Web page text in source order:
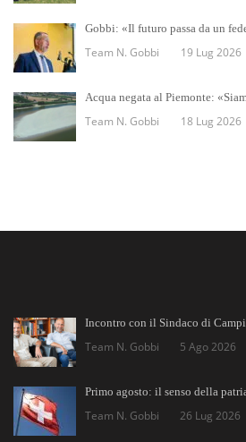
Gobbi: «Il futuro passa da un
Team N. Gobbi 19 Lug 2026
Acqua negata al Piemonte:
Team N. Gobbi 18 Lug 2026
Incontro con il Sindaco di
Team N. Gobbi 5 Ago 2026
Primo agosto: il senso della
Team N. Gobbi 26 Lug 2026